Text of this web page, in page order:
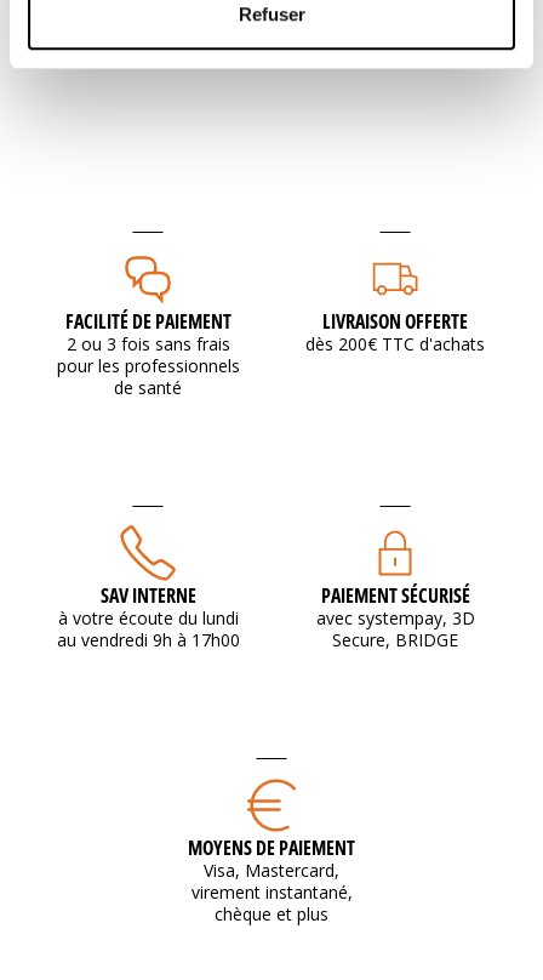
Refuser
FACILITÉ DE PAIEMENT
2 ou 3 fois sans frais
pour les professionnels
de santé
LIVRAISON OFFERTE
dès 200€ TTC d'achats
SAV INTERNE
à votre écoute du lundi
au vendredi 9h à 17h00
PAIEMENT SÉCURISÉ
avec systempay, 3D
Secure, BRIDGE
MOYENS DE PAIEMENT
Visa, Mastercard,
virement instantané,
chèque et plus